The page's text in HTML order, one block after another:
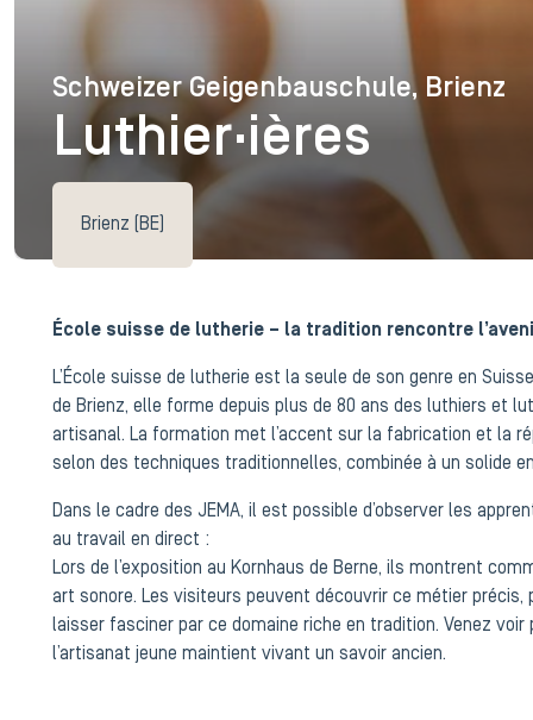
Schweizer
Schweizer Geigenbauschule, Brienz
Luthier·ières
Brienz (BE)
École suisse de lutherie – la tradition rencontre
L’École suisse de lutherie est la seule de son genre en
de Brienz, elle forme depuis plus de 80 ans des luthiers et
artisanal. La formation met l’accent sur la fabrication et la
selon des techniques traditionnelles, combinée à un solide
Dans le cadre des JEMA, il est possible d’observer les
au travail en direct :
Lors de l’exposition au Kornhaus de Berne, ils montrent
art sonore. Les visiteurs peuvent découvrir ce métier précis,
laisser fasciner par ce domaine riche en tradition. Venez
l’artisanat jeune maintient vivant un savoir ancien.